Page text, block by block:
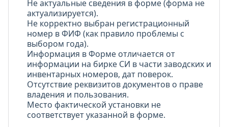
Не актуальные сведения в форме (форма не
актуализируется).
Не корректно выбран регистрационный
номер в ФИФ (как правило проблемы с
выбором года).
Информация в Форме отличается от
информации на бирке СИ в части заводских и
инвентарных номеров, дат поверок.
Отсутствие реквизитов документов о праве
владения и пользования.
Место фактической установки не
соответствует указанной в форме.